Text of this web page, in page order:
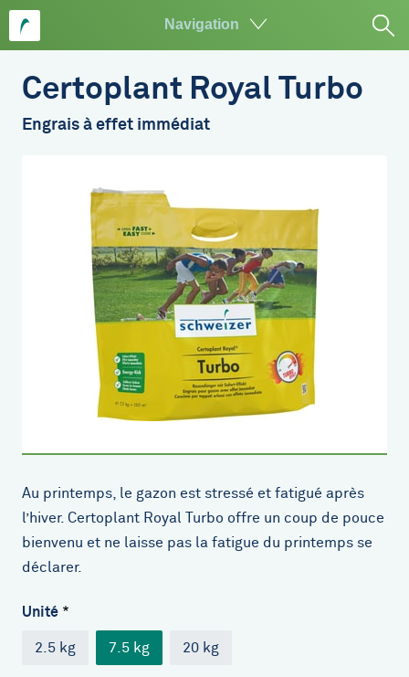
contenu
Navigation
Certoplant Royal Turbo
Engrais à effet immédiat
Au printemps, le gazon est stressé et fatigué après
l’hiver. Certoplant Royal Turbo offre un coup de pouce
bienvenu et ne laisse pas la fatigue du printemps se
déclarer.
Unité
2.5 kg 7.5 kg 20 kg